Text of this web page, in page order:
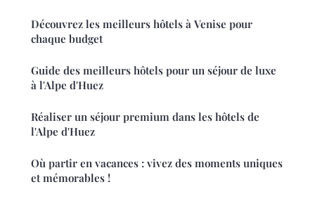
Découvrez les meilleurs hôtels à Venise pour
chaque budget
Guide des meilleurs hôtels pour un séjour de luxe
à l'Alpe d'Huez
Réaliser un séjour premium dans les hôtels de
l'Alpe d'Huez
Où partir en vacances : vivez des moments uniques
et mémorables !